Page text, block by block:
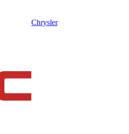
Chrysler